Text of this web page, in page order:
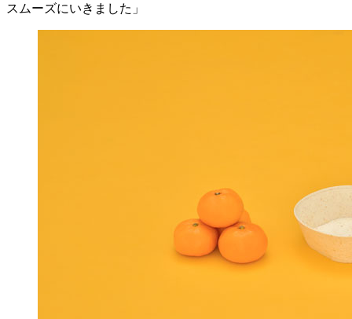
スムーズにいきました」